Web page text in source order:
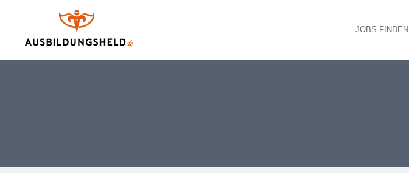
JOBS FINDEN